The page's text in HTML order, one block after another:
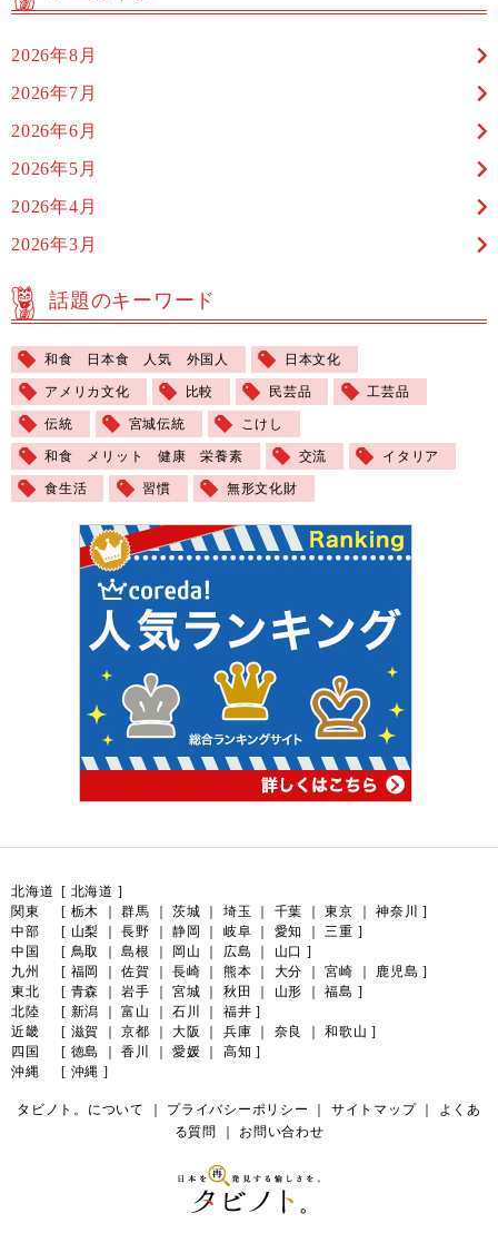
2026年8月
2026年7月
2026年6月
2026年5月
2026年4月
2026年3月
話題のキーワード
和食 日本食 人気 外国人 日本文化
アメリカ文化 比較 民芸品 工芸品
伝統 宮城伝統 こけし
和食 メリット 健康 栄養素 交流 イタリア
食生活 習慣 無形文化財
北海道 [ 北海道 ]
関東
[ 栃木 ｜群馬 茨城 埼玉 千葉 ｜東京 神奈川
]
中部
[ 山梨 ｜長野 静岡 岐阜 愛知 ｜三重 ]
中国
[ 鳥取 ｜島根 岡山 広島 山口 ]
九州
[ 福岡 ｜佐賀 長崎 熊本 大分 ｜宮崎 鹿児島 ]
東北
[ 青森 ｜岩手 宮城 秋田 山形 ｜福島 ]
北陸
[ 新潟 ｜富山 石川 福井 ]
近畿
[ 滋賀 ｜京都 大阪 兵庫 奈良 ｜和歌山 ]
四国
[ 徳島 ｜香川 愛媛 高知 ]
沖縄
[ 沖縄 ]
タビノト。について プライバシーポリシー サイトマップ｜ よくあ
る質問
お問い合わせ